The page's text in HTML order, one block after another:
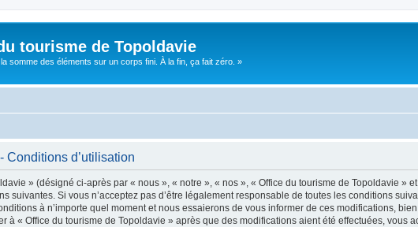
tourisme de Topoldavie
somme des éléments sur un corps fini. À la fin, ça fait zéro. »
Conditions d’utilisation
» (désigné ci-après par « nous », « notre », « nos », « Office du tourisme de Topoldavie »
suivantes. Si vous n’acceptez pas d’être légalement responsable de toutes les conditions
à n’importe quel moment et nous essaierons de vous informer de ces modifications,
à « Office du tourisme de Topoldavie » après que des modifications aient été effectuées, vous